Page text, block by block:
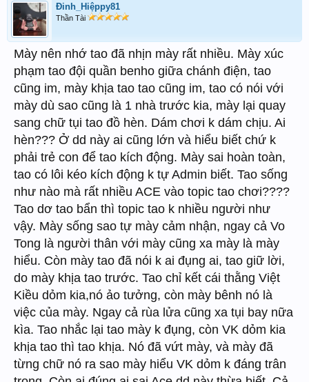
Đinh_Hiệppy81
Thần Tài
Mày nên nhớ tao đã nhịn mày rất nhiều. Mày xúc
phạm tao đội quần benho giữa chánh điện, tao
cũng im, mày khịa tao tao cũng im, tao có nói với
mày dù sao cũng là 1 nhà trước kia, mày lại quay
sang chữ tụi tao đồ hèn. Dám chơi k dám chịu. Ai
hèn??? Ở dd này ai cũng lớn và hiểu biết chứ k
phải trẻ con để tao kích động. Mày sai hoàn toàn,
tao có lôi kéo kích động k tự Admin biết. Tao sống
như nào mà rất nhiều ACE vào topic tao chơi????
Tao dơ tao bẩn thì topic tao k nhiều người như
vậy. Mày sống sao tự mày cảm nhận, ngay cả Vo
Tong là người thân với mày cũng xa mày là mày
hiểu. Còn mày tao đã nói k ai đụng ai, tao giữ lời,
do mày khịa tao trước. Tao chỉ kết cái thằng Việt
Kiều dỏm kia,nó ảo tưởng, còn mày bênh nó là
việc của mày. Ngay cả rùa lửa cũng xa tụi bay nữa
kìa. Tao nhắc lại tao mày k đụng, còn VK dỏm kia
khịa tao thì tao khịa. Nó đã vứt mày, và mày đã
từng chữ nó ra sao mày hiểu VK dỏm k đáng trân